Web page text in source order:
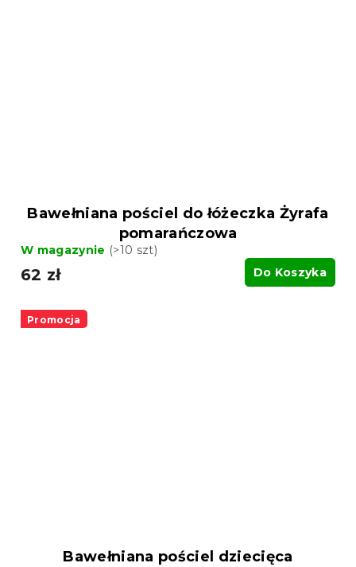
Bawełniana pościel do łóżeczka Żyrafa
pomarańczowa
W magazynie (>10 szt)
62 zł Do Koszyka
Promocja
Bawełniana pościel dziecięca